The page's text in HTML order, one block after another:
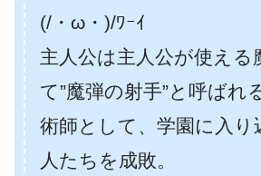
(/・ω・)/ﾜｰｲ
主人公は主人公が使える
て”魔弾の射手”と呼ばれ
術師として、学園に入り
人たちを成敗。